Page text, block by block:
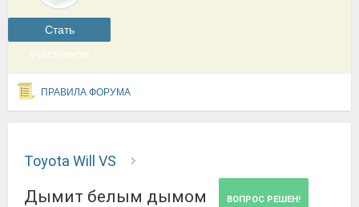
Cтать
участником
ПРАВИЛА ФОРУМА
Toyota Will VS
Дымит белым дымом ВОПРОС РЕШЕН!